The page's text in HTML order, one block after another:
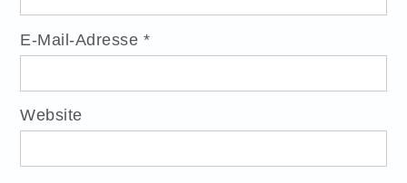
E-Mail-Adresse *
Website